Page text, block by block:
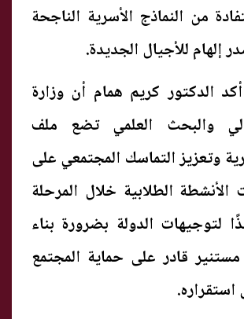
من النماذج الأسرية الناجحة
إلهام للأجيال الجديدة.
الدكتور كريم همام أن وزارة
والبحث العلمي تضع ملف
وتعزيز التماسك المجتمعي على
الطلابية خلال المرحلة
لتوجيهات الدولة بضرورة بناء
قادر على حماية المجتمع